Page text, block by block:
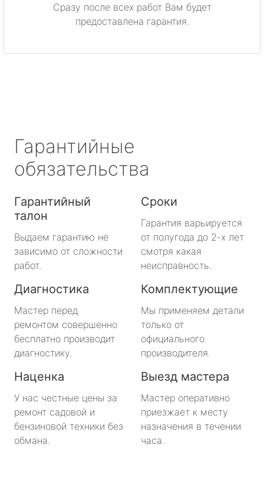
Сразу после всех работ Вам будет
предоставлена гарантия.
Гарантийные
обязательства
Гарантийный
талон
Выдаем гарантию не
зависимо от сложности
работ.
Сроки
Гарантия варьируется
от полугода до 2-х лет
смотря какая
неисправность.
Диагностика
Мастер перед
ремонтом совершенно
бесплатно производит
диагностику.
Комплектующие
Мы применяем детали
только от
официального
производителя.
Наценка
У нас честные цены за
ремонт садовой и
бензиновой техники без
обмана.
Выезд мастера
Мастер оперативно
приезжает к месту
назначения в течении
часа.